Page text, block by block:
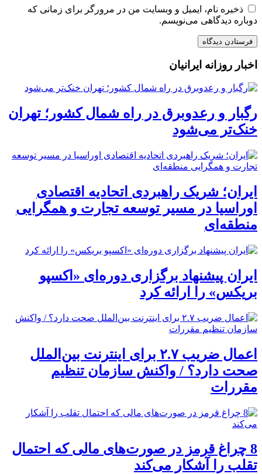
ذخیره نام، ایمیل و وبسایت من در مرورگر برای زمانی که
دوباره دیدگاهی می‌نویسم.
اخبار روزانه ایرانیان
رگبار و رعدوبرق در راه شمال کشور؛ تهران
خنک‌تر می‌شود
ایران؛ شریک راهبردی اتحادیه اقتصادی
اوراسیا در مسیر توسعه تجارت و همگرایی
منطقه‌ای
ایران پیشنهاد برگزاری دوره‌ای «اکسپو
بریکس» را ارائه کرد
اعمال ضریب ۲.۷ برای اینترنت بین‌الملل
صحت دارد؟ / واکنش سازمان تنظیم
مقررات
8 چراغ قرمز در صورت‌های مالی که احتمال
تقلب را آشکار می‌کند